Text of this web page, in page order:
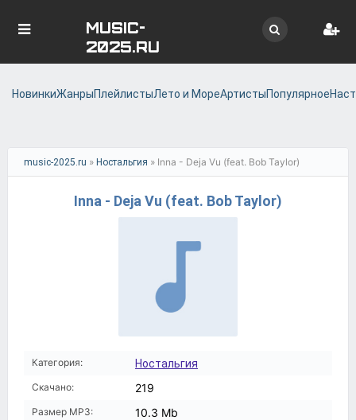
MUSIC-
2025.RU
НовинкиЖанрыПлейлистыЛето и МореАртистыПопулярное
music-2025.ru » Ностальгия » Inna - Deja Vu (feat. Bob Taylor)
Inna - Deja Vu (feat. Bob Taylor)
Категория: Ностальгия
Скачано: 219
Размер MP3: 10.3 Mb